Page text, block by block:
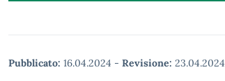
Pubblicato: 16.04.2024 - Revisione: 23.04.2024